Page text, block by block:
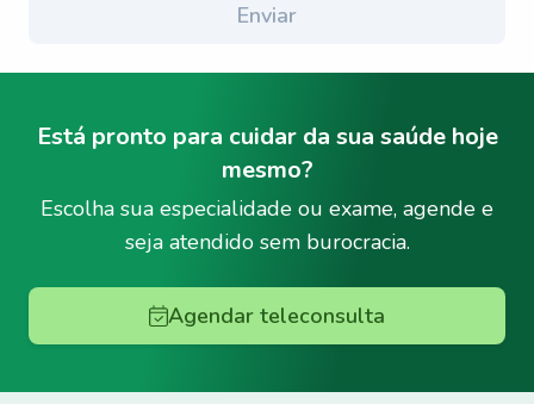
Enviar
Está pronto para cuidar da sua saúde hoje
mesmo?
Escolha sua especialidade ou exame, agende e
seja atendido sem burocracia.
Agendar teleconsulta